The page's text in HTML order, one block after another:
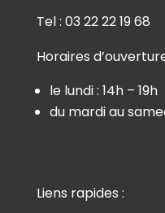
Tel : 03 22 22 19 68
Horaires
le lundi : 14h – 19h
du mardi au
Liens rapides :